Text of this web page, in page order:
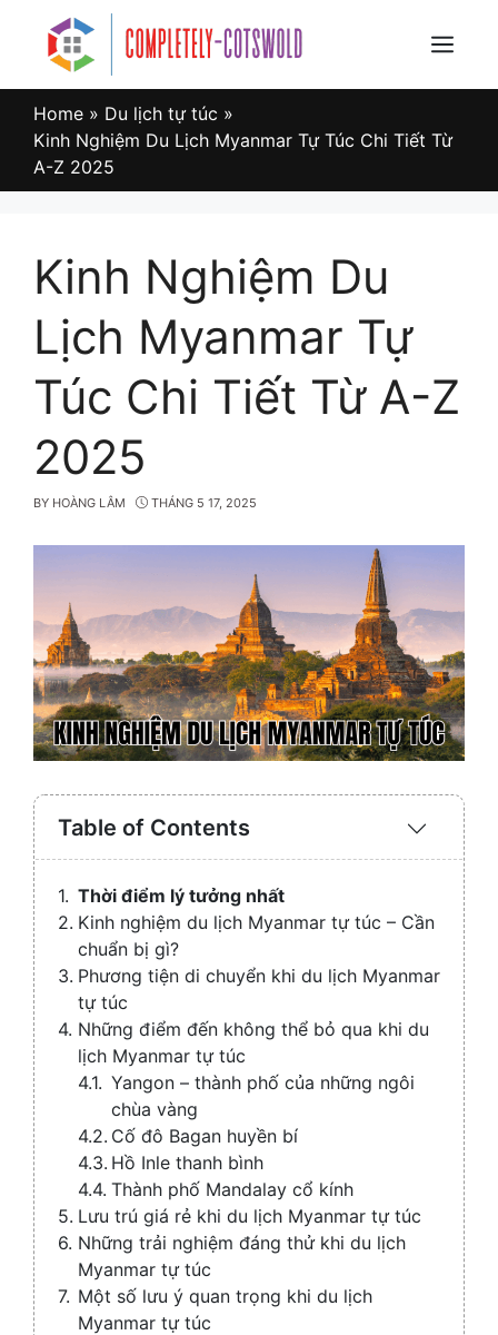
content
Menu
Home » Du lịch tự túc »
Kinh Nghiệm Du Lịch Myanmar Tự Túc Chi Tiết Từ
A-Z 2025
Kinh Nghiệm Du
Lịch Myanmar Tự
Túc Chi Tiết Từ A-Z
2025
BY HOÀNG LÂM THÁNG 5 17, 2025
Table of Contents
Expand
Thời điểm lý tưởng nhất
Kinh nghiệm du lịch Myanmar tự túc – Cần
chuẩn bị gì?
Phương tiện di chuyển khi du lịch Myanmar
tự túc
Những điểm đến không thể bỏ qua khi du
lịch Myanmar tự túc
Yangon – thành phố của những ngôi
chùa vàng
Cố đô Bagan huyền bí
Hồ Inle thanh bình
Thành phố Mandalay cổ kính
Lưu trú giá rẻ khi du lịch Myanmar tự túc
Những trải nghiệm đáng thử khi du lịch
Myanmar tự túc
Một số lưu ý quan trọng khi du lịch
Myanmar tự túc